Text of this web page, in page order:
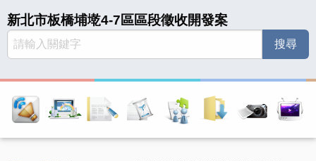
新北市板橋埔墘4-7區區段徵收開發案